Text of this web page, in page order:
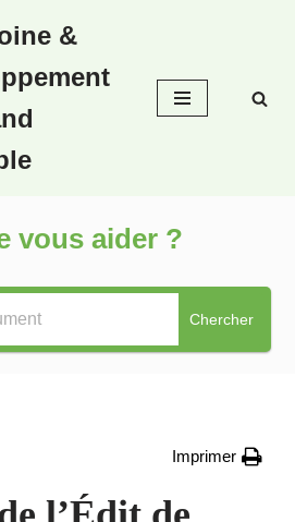
&
vous aider ?
Chercher
Imprimer